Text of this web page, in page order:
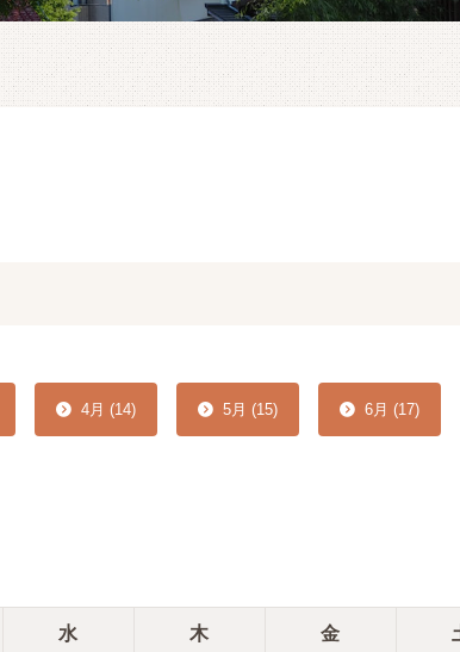
4月 (14) 5月 (15) 6月 (17)
水 木 金